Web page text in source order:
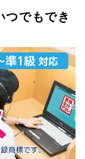
つでもでき